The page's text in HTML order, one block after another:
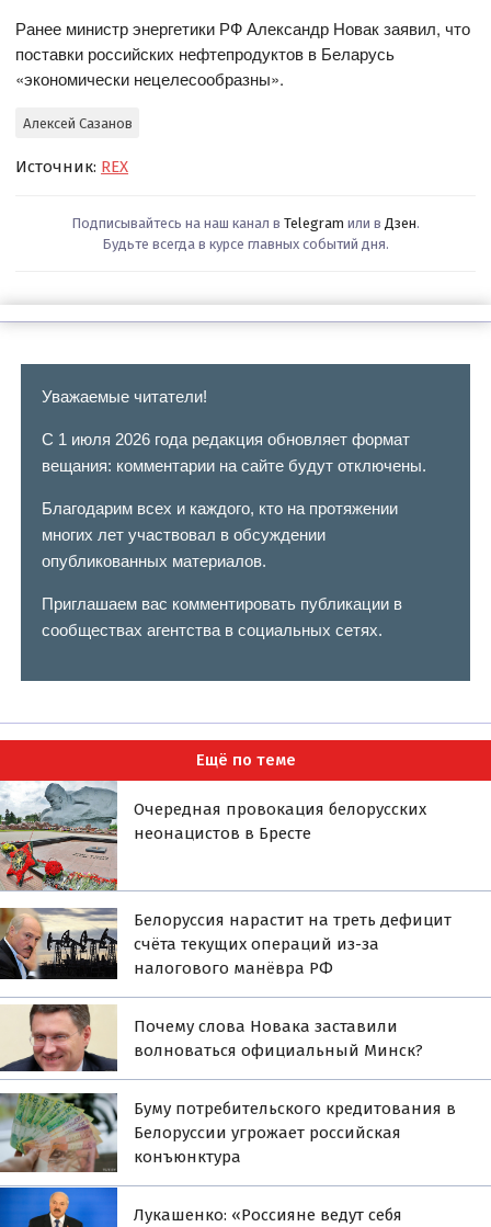
Ранее министр энергетики РФ Александр Новак заявил, что
поставки российских нефтепродуктов в Беларусь
«экономически нецелесообразны».
Алексей Сазанов
Источник: REX
Подписывайтесь на наш канал в Telegram или в Дзен.
Будьте всегда в курсе главных событий дня.
Уважаемые читатели!
С 1 июля 2026 года редакция обновляет формат
вещания: комментарии на сайте будут отключены.
Благодарим всех и каждого, кто на протяжении
многих лет участвовал в обсуждении
опубликованных материалов.
Приглашаем вас комментировать публикации в
сообществах агентства в социальных сетях.
Ещё по теме
Очередная провокация белорусских
неонацистов в Бресте
Белоруссия нарастит на треть дефицит
счёта текущих операций из-за
налогового манёвра РФ
Почему слова Новака заставили
волноваться официальный Минск?
Буму потребительского кредитования в
Белоруссии угрожает российская
конъюнктура
Лукашенко: «Россияне ведут себя